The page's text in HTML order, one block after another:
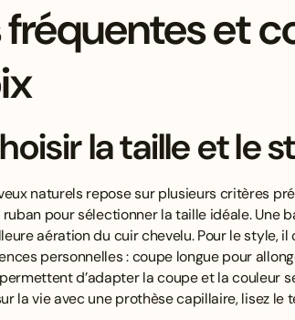
et
la taille et le
naturels repose sur plusieurs critères
ruban pour sélectionner la taille idéale. Une
aération du cuir chevelu. Pour le style,
personnelles : coupe longue pour
d’adapter la coupe et la couleur
la vie avec une prothèse capillaire, lisez le